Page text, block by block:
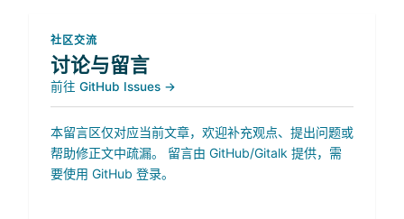
社区交流
讨论与留言
前往 GitHub Issues →
本留言区仅对应当前文章，欢迎补充观点、提出问题或
帮助修正文中疏漏。 留言由 GitHub/Gitalk 提供，需
要使用 GitHub 登录。